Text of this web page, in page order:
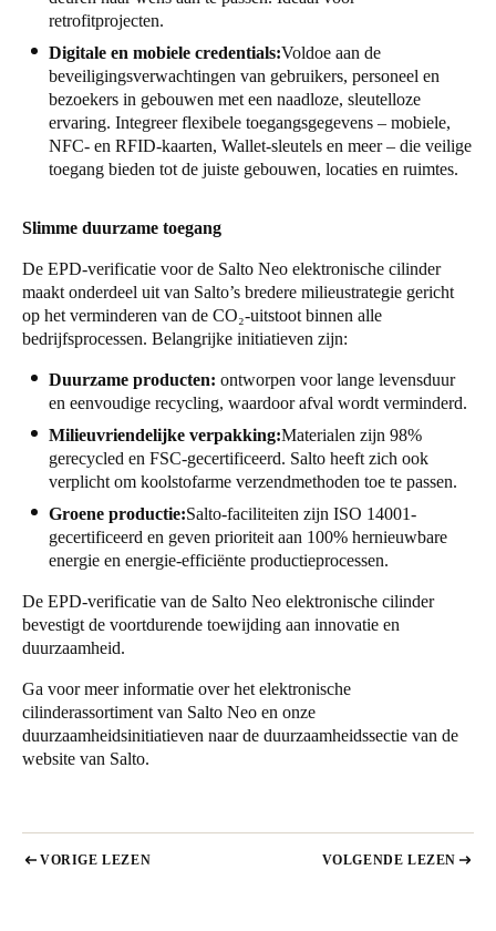
retrofitprojecten.
Digitale en mobiele credentials:Voldoe aan de
beveiligingsverwachtingen van gebruikers, personeel en
bezoekers in gebouwen met een naadloze, sleutelloze
ervaring. Integreer flexibele toegangsgegevens – mobiele,
NFC- en RFID-kaarten, Wallet-sleutels en meer – die veilige
toegang bieden tot de juiste gebouwen, locaties en ruimtes.
Slimme duurzame toegang
De EPD-verificatie voor de Salto Neo elektronische cilinder
maakt onderdeel uit van Salto’s bredere milieustrategie gericht
op het verminderen van de CO₂-uitstoot binnen alle
bedrijfsprocessen. Belangrijke initiatieven zijn:
Duurzame producten: ontworpen voor lange levensduur
en eenvoudige recycling, waardoor afval wordt verminderd.
Milieuvriendelijke verpakking:Materialen zijn 98%
gerecycled en FSC-gecertificeerd. Salto heeft zich ook
verplicht om koolstofarme verzendmethoden toe te passen.
Groene productie:Salto-faciliteiten zijn ISO 14001-
gecertificeerd en geven prioriteit aan 100% hernieuwbare
energie en energie-efficiënte productieprocessen.
De EPD-verificatie van de Salto Neo elektronische cilinder
bevestigt de voortdurende toewijding aan innovatie en
duurzaamheid.
Ga voor meer informatie over het elektronische
cilinderassortiment van Salto Neo en onze
duurzaamheidsinitiatieven naar de duurzaamheidssectie van de
website van Salto.
VORIGE LEZEN VOLGENDE LEZEN